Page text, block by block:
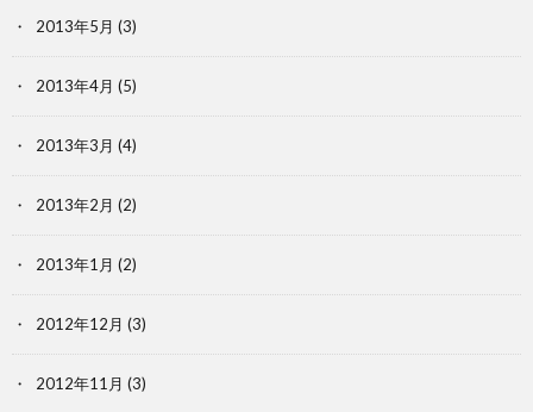
2013年5月 (3)
2013年4月 (5)
2013年3月 (4)
2013年2月 (2)
2013年1月 (2)
2012年12月 (3)
2012年11月 (3)